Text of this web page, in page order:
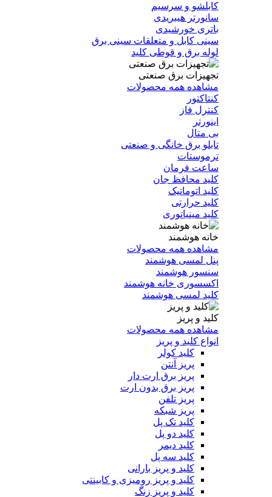
کابلشو و سرسیم
سانورتر هیبریدی
باتری خورشیدی
سینی کابل و متعلقات سینی برق
لوله برق و قوطی کلید
تجهیزات برق صنعتی
مشاهده همه محصولات
کنتاکتور
کنترل فاز
اینورتر
بی متال
تابلو برق خانگی و صنعتی
ترموستات
ساعت فرمان
کلید محافظ جان
کلید اتوماتیک
کلید حرارتی
کلید مینیاتوری
خانه هوشمند
مشاهده همه محصولات
پنل لمسی هوشمند
سنسور هوشمند
اکسسوری خانه هوشمند
کلید لمسی هوشمند
کلید و پریز
مشاهده همه محصولات
انواع کلید و پریز
کلید کولر
پریز آنتن
پریز برق ارت دار
پریز برق بدون ارت
پریز تلفن
پریز شبکه
کلید تک پل
کلید دو پل
کلید دیمر
کلید سه پل
کلید و پریز بارانی
کلید و پریز رومیزی و کابینتی
کلید و پریز زنگ